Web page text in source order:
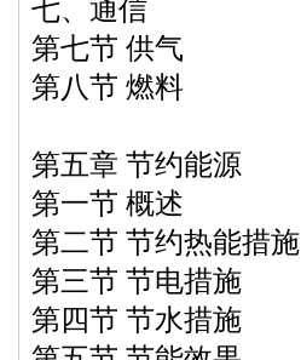
七、通信
第七节 供气
第八节 燃料
第五章 节约能源
第一节 概述
第二节 节约热能措施
第三节 节电措施
第四节 节水措施